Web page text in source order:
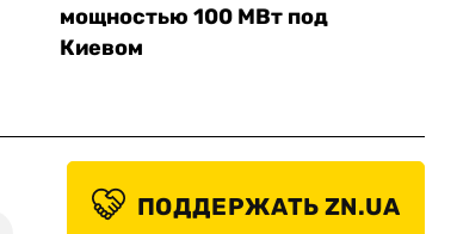
мощностью 100 МВт под
Киевом
ПОДДЕРЖАТЬ ZN.UA